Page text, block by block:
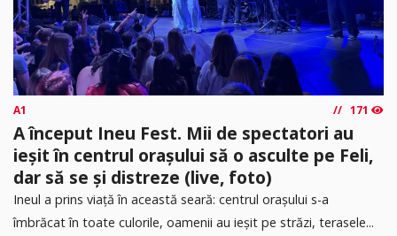
A1 171
A început Ineu Fest. Mii de spectatori au
ieșit în centrul orașului să o asculte pe Feli,
dar să se și distreze (live, foto)
Ineul a prins viață în această seară: centrul orașului s-a
îmbrăcat în toate culorile, oamenii au ieșit pe străzi, terasele...